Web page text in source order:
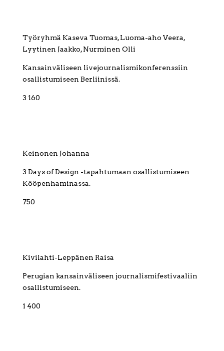
Työryhmä Kaseva Tuomas, Luoma-aho Veera,
Lyytinen Jaakko, Nurminen Olli
Kansainväliseen livejournalismikonferenssiin
osallistumiseen Berliinissä.
3 160
Keinonen Johanna
3 Days of Design -tapahtumaan osallistumiseen
Kööpenhaminassa.
750
Kivilahti-Leppänen Raisa
Perugian kansainväliseen journalismifestivaaliin
osallistumiseen.
1 400